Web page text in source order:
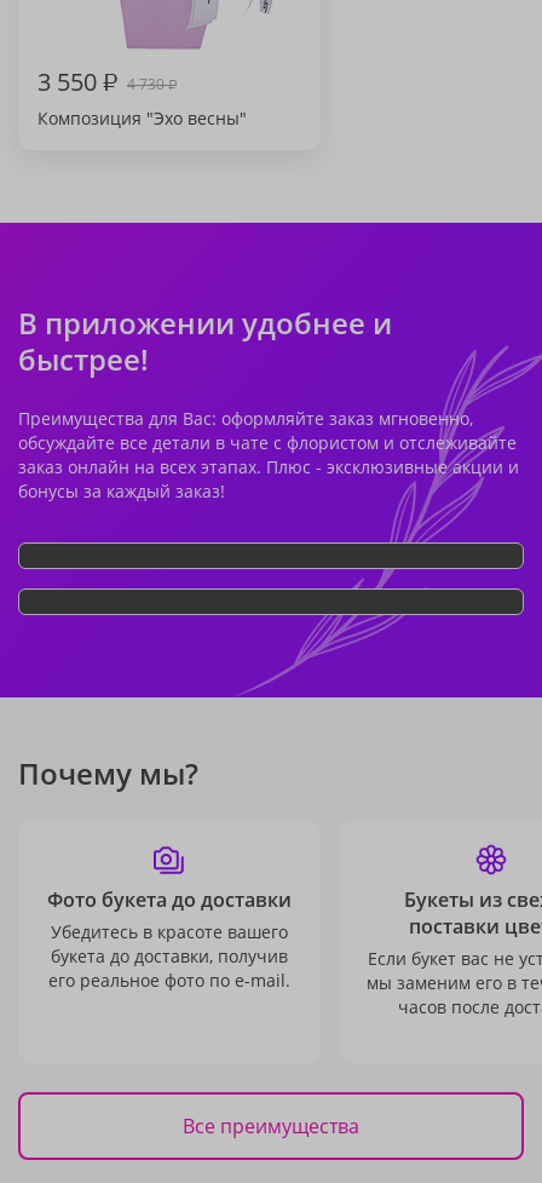
3 550₽ 4 730₽
Композиция "Эхо весны"
В приложении удобнее и
быстрее!
Преимущества для Вас: оформляйте заказ мгновенно,
обсуждайте все детали в чате с флористом и отслеживайте
заказ онлайн на всех этапах. Плюс - эксклюзивные акции и
бонусы за каждый заказ!
Почему мы?
Фото букета до доставки
Убедитесь в красоте вашего
букета до доставки, получив
его реальное фото по e-mail.
Букеты из
поставки
Если букет вас не
мы заменим его в
часов после
Все преимущества